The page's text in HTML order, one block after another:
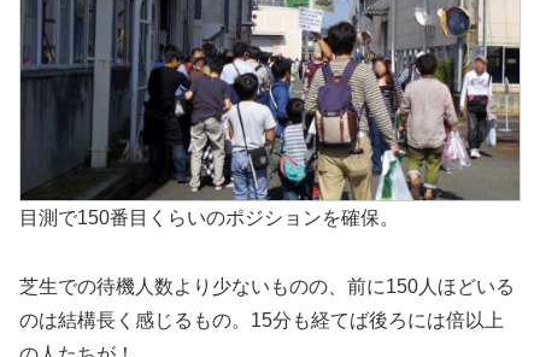
目測で150番目くらいのポジションを確保。
芝生での待機人数より少ないものの、前に150人ほどいる
のは結構長く感じるもの。15分も経てば後ろには倍以上